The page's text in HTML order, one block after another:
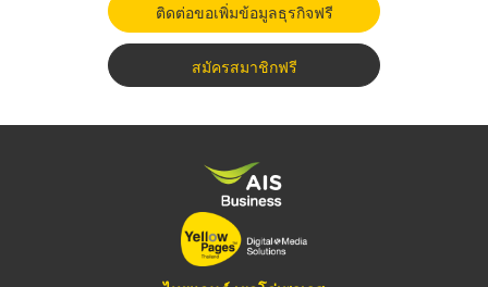
ติดต่อขอเพิ่มข้อมูลธุรกิจฟรี
สมัครสมาชิกฟรี